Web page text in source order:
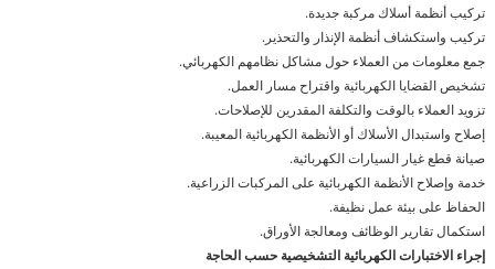
تركيب أنظمة أسلاك مركبة جديدة.
تركيب واستكشاف أنظمة الإنذار والتحذير.
جمع معلومات من العملاء حول مشاكل نظامهم الكهربائي.
تشخيص القضايا الكهربائية واقتراح مسار العمل.
تزويد العملاء بالوقت والتكلفة المقدرين للإصلاحات.
إصلاح واستبدال الأسلاك أو الأنظمة الكهربائية المعيبة.
صيانة قطع غيار السيارات الكهربائية.
خدمة وإصلاح الأنظمة الكهربائية على المركبات الزراعية.
الحفاظ على بيئة عمل نظيفة.
استكمال تقارير الوظائف ومعالجة الأوراق.
إجراء الاختبارات الكهربائية التشخيصية حسب الحاجة